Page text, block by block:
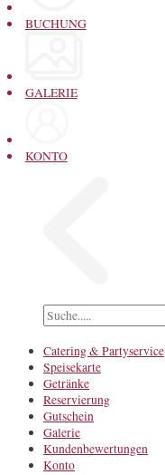
BUCHUNG
GALERIE
KONTO
Catering & Partyservice
Speisekarte
Getränke
Reservierung
Gutschein
Galerie
Kundenbewertungen
Konto